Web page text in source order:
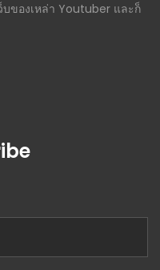
บของเหล่า Youtuber และก็